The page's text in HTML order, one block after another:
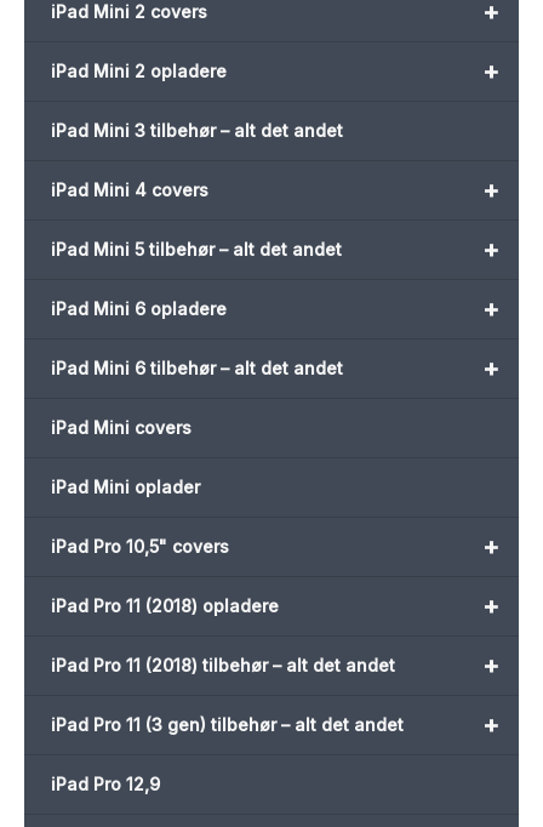
+
iPad Mini 2 covers
+
iPad Mini 2 opladere
iPad Mini 3 tilbehør – alt det andet
+
iPad Mini 4 covers
+
iPad Mini 5 tilbehør – alt det andet
+
iPad Mini 6 opladere
+
iPad Mini 6 tilbehør – alt det andet
iPad Mini covers
iPad Mini oplader
+
iPad Pro 10,5" covers
+
iPad Pro 11 (2018) opladere
+
iPad Pro 11 (2018) tilbehør – alt det andet
+
iPad Pro 11 (3 gen) tilbehør – alt det andet
iPad Pro 12,9